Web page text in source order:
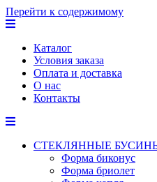
Перейти к содержимому
Каталог
Условия заказа
Оплата и доставка
О нас
Контакты
СТЕКЛЯННЫЕ
Форма биконус
Форма бриолет